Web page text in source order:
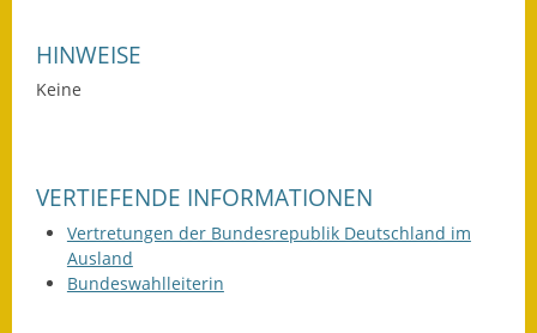
Bauwasser/Wasser/Abwasser
HINWEISE
Keine
VERTIEFENDE INFORMATIONEN
Vertretungen der Bundesrepublik Deutschland im
Ausland
Bundeswahlleiterin